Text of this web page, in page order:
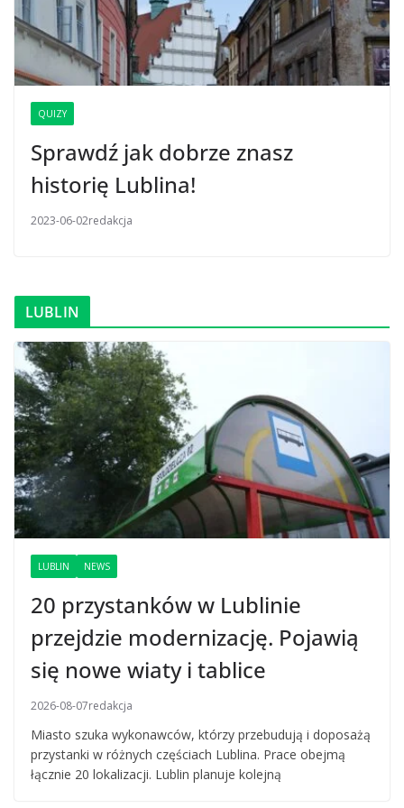
QUIZY
Sprawdź jak dobrze znasz
historię Lublina!
2023-06-02redakcja
LUBLIN
LUBLIN NEWS
20 przystanków w Lublinie
przejdzie modernizację. Pojawią
się nowe wiaty i tablice
2026-08-07redakcja
Miasto szuka wykonawców, którzy przebudują i doposażą
przystanki w różnych częściach Lublina. Prace obejmą
łącznie 20 lokalizacji. Lublin planuje kolejną